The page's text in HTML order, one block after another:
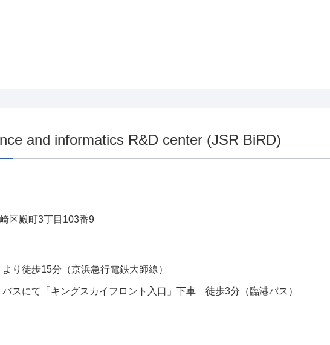
and informatics R&D center (JSR BiRD)
区殿町3丁目103番9
より徒歩15分（京浜急行電鉄大師線）
バスにて「キングスカイフロント入口」下車 徒歩3分（臨港バス）